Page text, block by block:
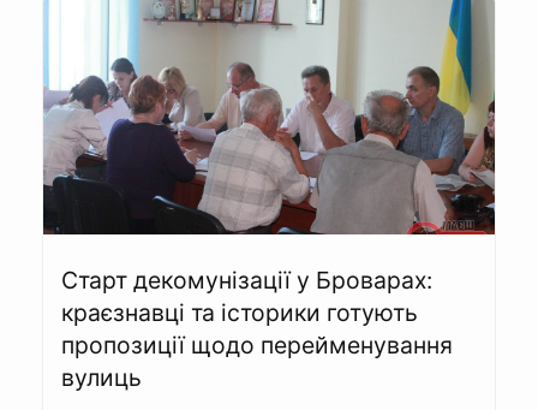
Старт декомунізації у Броварах:
краєзнавці та історики готують
пропозиції щодо перейменування
вулиць